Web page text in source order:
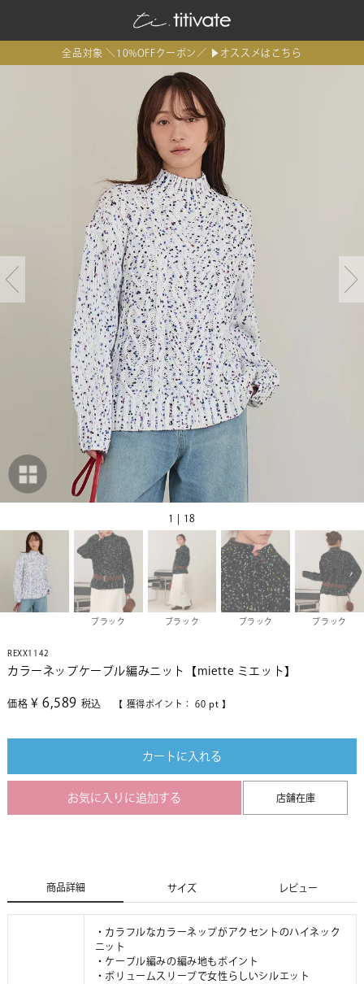
全品対象 ＼10%OFFクーポン／ ▶オススメはこちら
1 | 18
ブラック ブラック ブラック ブラック
REXX1142
カラーネップケーブル編みニット【miette ミエット】
価格 ¥ 6,589 税込 【 獲得ポイント： 60 pt 】
カートに入れる
お気に入りに追加する 店舗在庫
商品詳細 サイズ レビュー
・カラフルなカラーネップがアクセントのハイネック
ニット
・ケーブル編みの編み地もポイント
・ボリュームスリーブで女性らしいシルエット